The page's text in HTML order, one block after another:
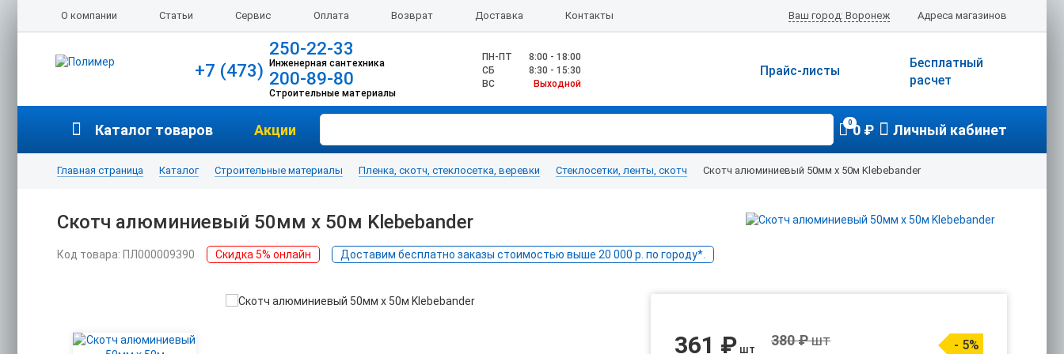
О компании Статьи Сервис Оплата Возврат Доставка Контакты Адреса магазинов
Ваш город: Воронеж
+7 (473)
250-22-33
Инженерная сантехника
200-89-80
Строительные материалы
ПН-ПТ
8:00 - 18:00
CБ
8:30 - 15:30
ВС
Выходной
Бесплатный
расчет
Прайс-листы
Каталог товаров Акции 00 ₽ Личный кабинет
Главная страница Каталог Строительные материалы Пленка, скотч, стеклосетка, веревки Стеклосетки, ленты, скотч Скотч алюминиевый 50мм х 50м Klebebander
Скотч алюминиевый 50мм х 50м Klebebander
Код товара: ПЛ000009390 Скидка 5% онлайн Доставим бесплатно заказы стоимостью выше 20 000 р. по городу*.
361 ₽ шт
380 ₽шт - 5%